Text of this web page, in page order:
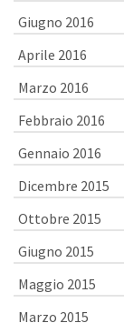
Giugno 2016
Aprile 2016
Marzo 2016
Febbraio 2016
Gennaio 2016
Dicembre 2015
Ottobre 2015
Giugno 2015
Maggio 2015
Marzo 2015